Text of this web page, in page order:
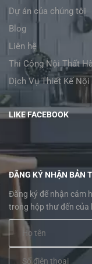
Dự án của chúng tôi
Blog
Liên hệ
Thi Công Nội Thất
Dịch Vụ Thiết Kế
LIKE FACEBOOK
ĐĂNG KÝ NHẬN BẢN
Đăng ký để nhận cảm
trong hộp thư đến của